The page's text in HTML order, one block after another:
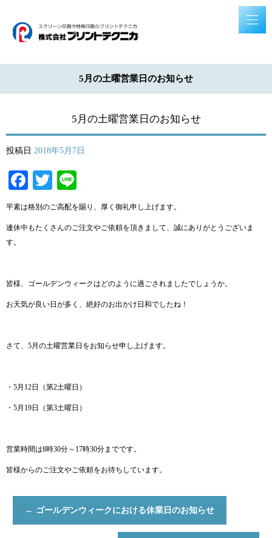
5月の土曜営業日のお知らせ
5月の土曜営業日のお知らせ
投稿日 2018年5月7日
Facebook
Twitter
平素は格別のご高配を賜り、厚く御礼申し上げます。
連休中もたくさんのご注文やご依頼を頂きまして、誠にありがとうございま
す。
皆様、ゴールデンウィークはどのように過ごされましたでしょうか。
お天気が良い日が多く、絶好のお出かけ日和でしたね！
さて、5月の土曜営業日をお知らせ申し上げます。
・5月12日（第2土曜日）
・5月19日（第3土曜日）
営業時間は8時30分～17時30分までです。
皆様からのご注文やご依頼をお待ちしています。
← ゴールデンウィークにおける休業日のお知らせ